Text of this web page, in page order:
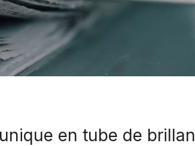
en tube de